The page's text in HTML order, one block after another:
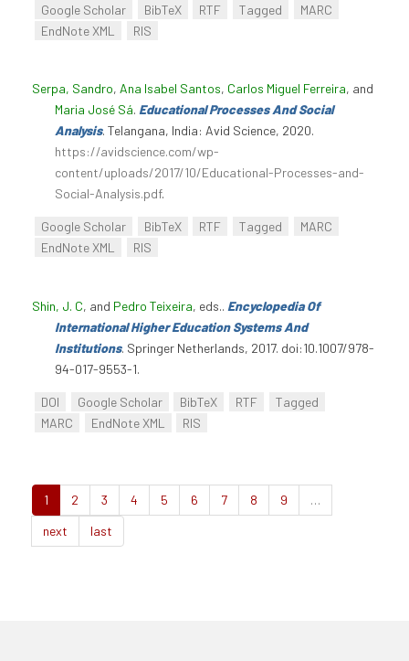
Google Scholar BibTeX RTF Tagged
MARC
EndNote XML
RIS
Serpa, Sandro, Ana Isabel Santos, Carlos Miguel Ferreira, and
Maria José Sá. Educational Processes And Social
Analysis. Telangana, India: Avid Science, 2020.
https://avidscience.com/wp-
content/uploads/2017/10/Educational-Processes-and-
Social-Analysis.pdf.
Google Scholar BibTeX RTF Tagged
MARC
EndNote XML
RIS
Shin, J. C, and Pedro Teixeira, eds.. Encyclopedia Of
International Higher Education Systems And
Institutions. Springer Netherlands, 2017. doi:10.1007/978-
94-017-9553-1.
DOI Google Scholar BibTeX RTF
Tagged
MARC
EndNote XML RIS
1 2 3 4 5 6 7 8 9
…
next
last